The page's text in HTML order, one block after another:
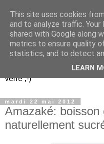
Un peu gay
coings...
Découvrir le monde.
verre ;-)
mardi 22 mai 2012
Amazaké: boisson
naturellement
This site uses cookies
and to analyze traffic.
shared with Google along
metrics to ensure quality
statistics, and to detect
LEARN